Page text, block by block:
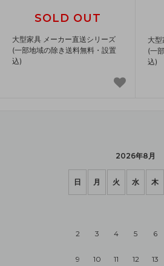
SOLD OUT
大型家具 メーカー直送シリーズ
(一部地域の除き送料無料・設置
込)
大
(一
込)
2026年8月
日 月 火 水 木
2 3 4 5 6
9 10 11 12 13